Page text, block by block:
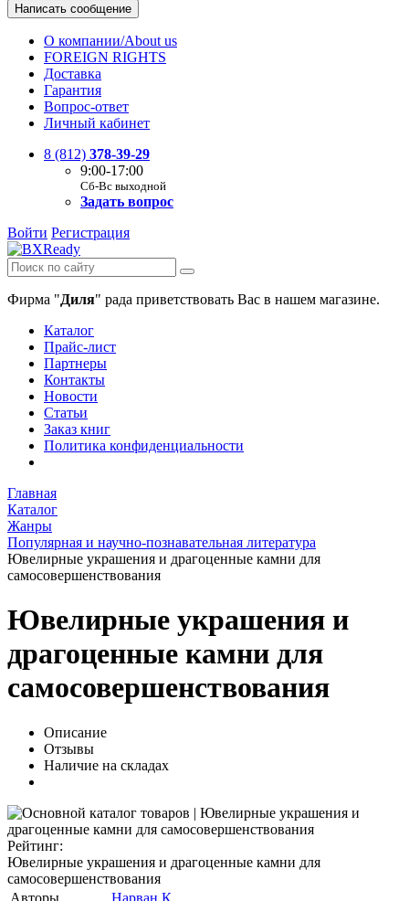
Написать сообщение
О компании/About us
FOREIGN RIGHTS
Доставка
Гарантия
Вопрос-ответ
Личный кабинет
8 (812) 378-39-29
9:00-17:00
Сб-Вс выходной
Задать вопрос
Войти Регистрация
Фирма "Диля" рада приветствовать Вас в нашем магазине.
Каталог
Прайс-лист
Партнеры
Контакты
Новости
Статьи
Заказ книг
Политика конфиденциальности
Главная
Каталог
Жанры
Популярная и научно-познавательная литература
Ювелирные украшения и драгоценные камни для
самосовершенствования
Ювелирные украшения и
драгоценные камни для
самосовершенствования
Описание
Отзывы
Наличие на складах
Рейтинг:
Ювелирные украшения и драгоценные камни для
самосовершенствования
Авторы
Нарван К.